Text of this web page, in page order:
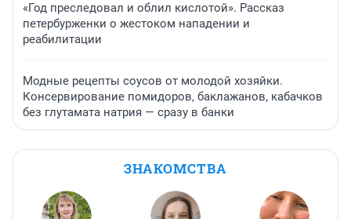
«Год преследовал и облил кислотой». Рассказ
петербурженки о жестоком нападении и
реабилитации
Модные рецепты соусов от молодой хозяйки.
Консервирование помидоров, баклажанов, кабачков
без глутамата натрия — сразу в банки
ЗНАКОМСТВА